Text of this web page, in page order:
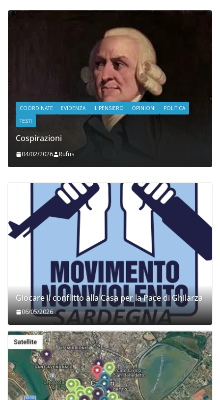
COORDINATE EVIDENZA IL PENSIERO OPINIONI
POLITICA
TESTI
Cospirazioni
04/02/2026 Rufus
Giocare il conflitto alla Casa per la Pace di Ghilarza
06/05/2026